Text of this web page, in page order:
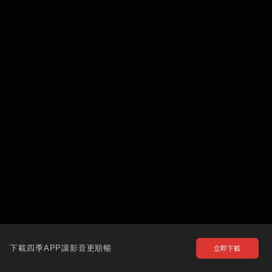
下載四季APP讓影音更順暢 立即下載